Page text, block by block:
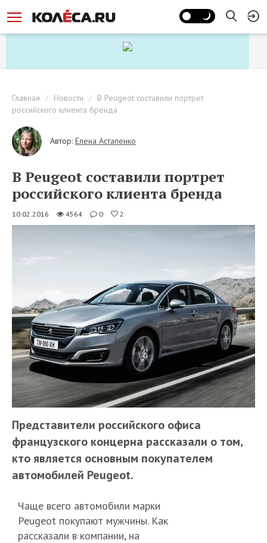
Главная Новости
В Peugeot составили портрет
российского клиента бренда
Автор: Елена Астапенко
В Peugeot составили портрет
российского клиента бренда
10.02.2016 4564 0 2
Представители российского офиса
французского концерна рассказали о том,
кто является основным покупателем
автомобилей Peugeot.
Чаще всего автомобили марки
Peugeot покупают мужчины. Как
рассказали в компании, на